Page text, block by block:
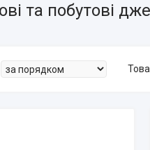
та побутові